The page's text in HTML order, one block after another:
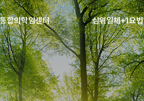
통합의학암센터
쉬는 숲, 걷는 치유
센터 소개
암&면역 치료
삼위일체+1요법
보완대체의학
영양요법
자연요법